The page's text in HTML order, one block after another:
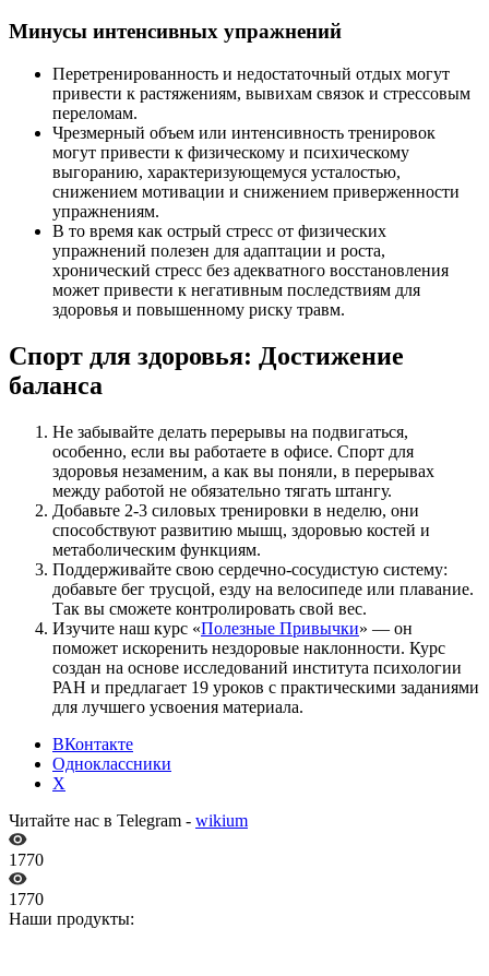
Минусы интенсивных упражнений
Перетренированность и недостаточный отдых могут
привести к растяжениям, вывихам связок и стрессовым
переломам.
Чрезмерный объем или интенсивность тренировок
могут привести к физическому и психическому
выгоранию, характеризующемуся усталостью,
снижением мотивации и снижением приверженности
упражнениям.
В то время как острый стресс от физических
упражнений полезен для адаптации и роста,
хронический стресс без адекватного восстановления
может привести к негативным последствиям для
здоровья и повышенному риску травм.
Спорт для здоровья: Достижение
баланса
Не забывайте делать перерывы на подвигаться,
особенно, если вы работаете в офисе. Спорт для
здоровья незаменим, а как вы поняли, в перерывах
между работой не обязательно тягать штангу.
Добавьте 2-3 силовых тренировки в неделю, они
способствуют развитию мышц, здоровью костей и
метаболическим функциям.
Поддерживайте свою сердечно-сосудистую систему:
добавьте бег трусцой, езду на велосипеде или плавание.
Так вы сможете контролировать свой вес.
Изучите наш курс «Полезные Привычки» — он
поможет искоренить нездоровые наклонности. Курс
создан на основе исследований института психологии
РАН и предлагает 19 уроков с практическими заданиями
для лучшего усвоения материала.
ВКонтакте
Одноклассники
X
Читайте нас в Telegram - wikium
1770
1770
Наши продукты: